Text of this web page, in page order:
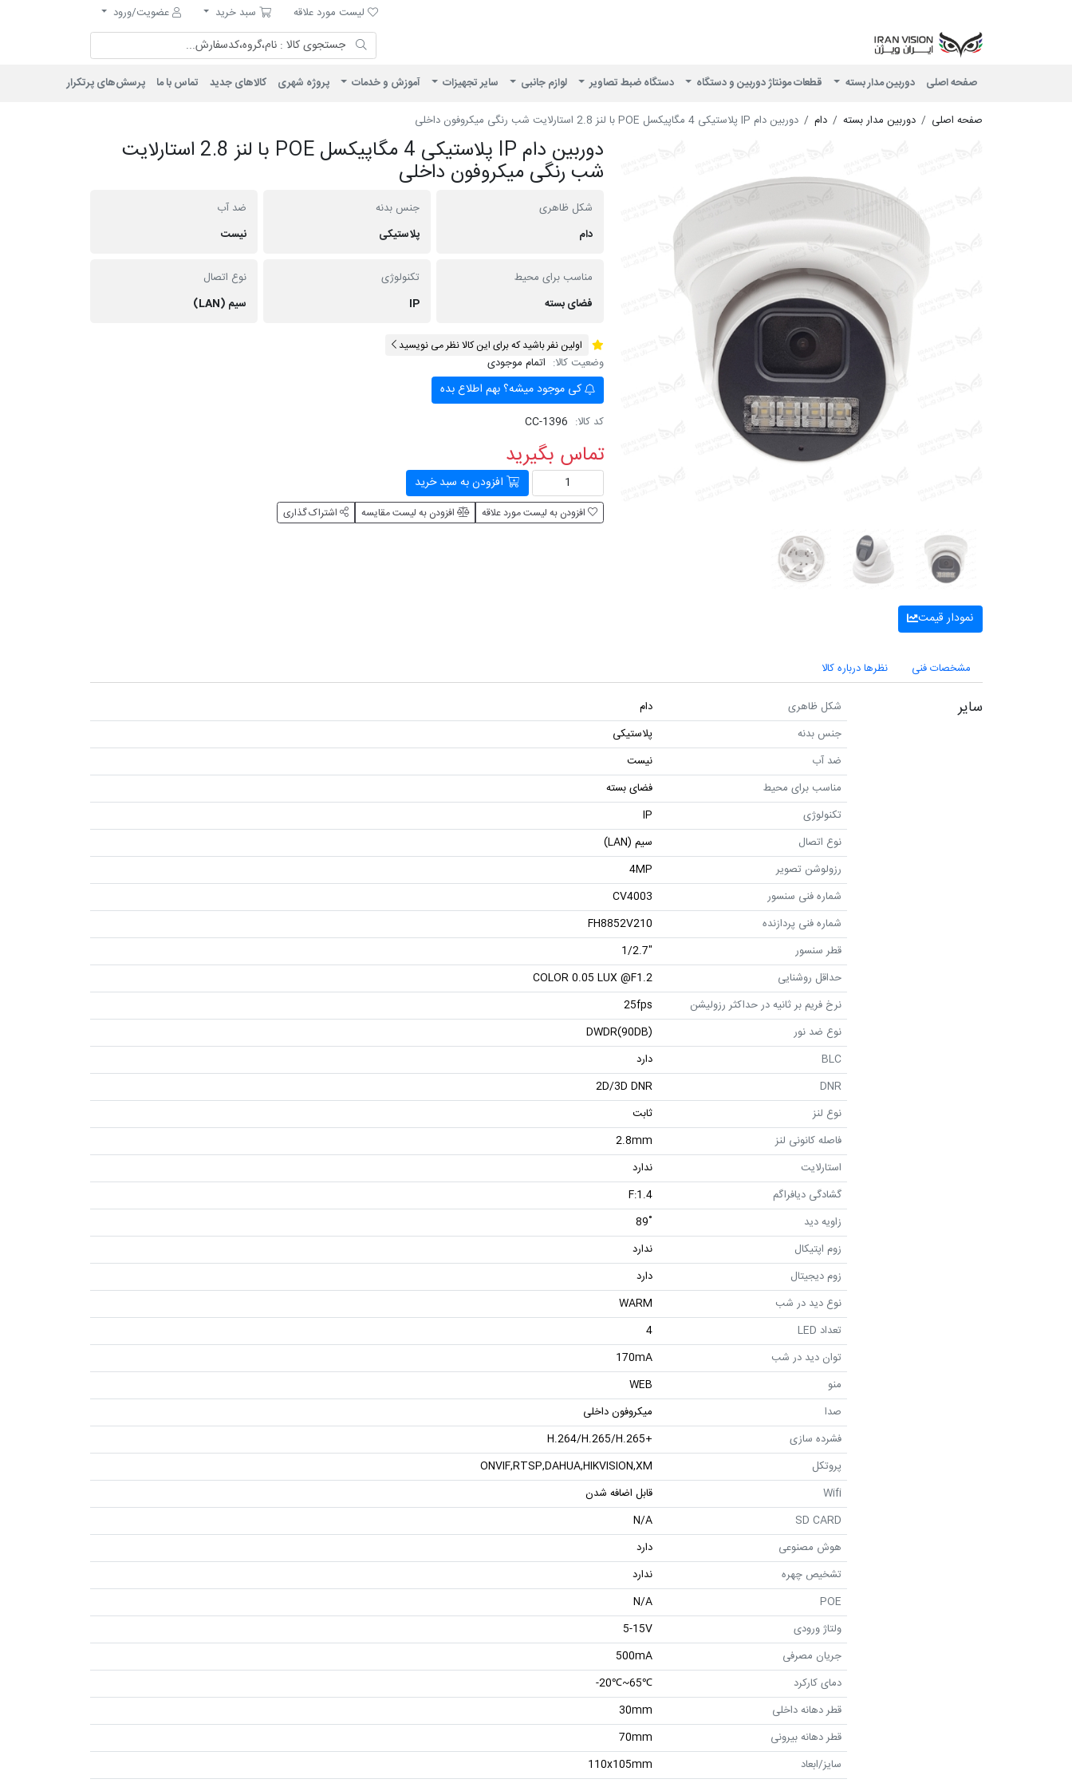
لیست مورد علاقه
لیست مورد علاقه سبد خرید
سبد خرید
عضویت/ورود
صفحه اصلی دوربین مدار بسته قطعات مونتاژ دوربین و دستگاه دستگاه ضبط تصاویر لوازم جانبی سایر تجهیزات آموزش و خدمات پروژه شهری کالاهای جدید تماس با ما پرسش‌های پرتکرار
صفحه اصلی دوربین مدار بسته دام دوربین دام IP پلاستیکی 4 مگاپیکسل POE با لنز 2.8 استارلایت شب رنگی میکروفون داخلی
نمودار قیمت
دوربین دام IP پلاستیکی 4 مگاپیکسل POE با لنز 2.8 استارلایت
شب رنگی میکروفون داخلی
شکل ظاهری
دام
جنس بدنه
پلاستیکی
ضد آب
نیست
مناسب برای محیط
فضای بسته
تکنولوژی
IP
نوع اتصال
سیم (LAN)
اولین نفر باشید که برای این کالا نظر می نویسید
وضعیت کالا: اتمام موجودی
کی موجود میشه؟ بهم اطلاع بده
کد کالا: CC-1396
تماس بگیرید
افزودن به سبد خرید
افزودن به لیست مورد علاقه افزودن به لیست مقایسه اشتراک گذاری
مشخصات فنی نظرها درباره کالا
سایر شکل ظاهری
دام
جنس بدنه
پلاستیکی
ضد آب
نیست
مناسب برای محیط
فضای بسته
تکنولوژی
IP
نوع اتصال
سیم (LAN)
رزولوشن تصویر
4MP
شماره فنی سنسور
CV4003
شماره فنی پردازنده
FH8852V210
قطر سنسور
"1/2.7
حداقل روشنایی
COLOR 0.05 LUX @F1.2
نرخ فریم بر ثانیه در حداکثر رزولیشن
25fps
نوع ضد نور
DWDR(90DB)
BLC
دارد
DNR
2D/3D DNR
نوع لنز
ثابت
فاصله کانونی لنز
2.8mm
استارلایت
ندارد
گشادگی دیافراگم
F:1.4
زاویه دید
˚89
زوم اپتیکال
ندارد
زوم دیجیتال
دارد
نوع دید در شب
WARM
تعداد LED
4
توان دید در شب
170mA
منو
WEB
صدا
میکروفون داخلی
فشرده سازی
+H.264/H.265/H.265
پروتکل
ONVIF,RTSP,DAHUA,HIKVISION,XM
Wifi
قابل اضافه شدن
SD CARD
N/A
هوش مصنوعی
دارد
تشخیص چهره
ندارد
POE
N/A
ولتاژ ورودی
5-15V
جریان مصرفی
500mA
دمای کارکرد
℃65~℃20-
قطر دهانه داخلی
30mm
قطر دهانه بیرونی
70mm
سایز/ابعاد
110x105mm